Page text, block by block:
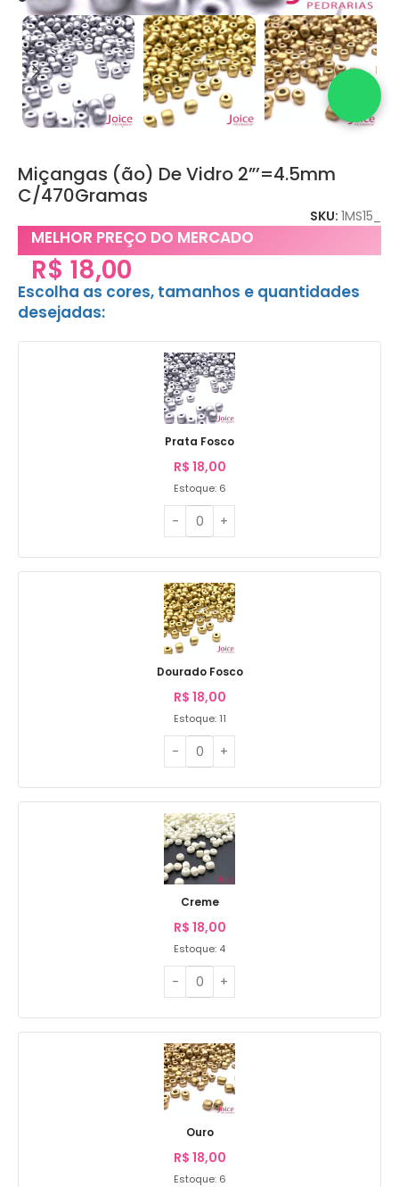
Miçangas (ão) De Vidro 2”’=4.5mm
C/470Gramas
SKU: 1MS15_
MELHOR PREÇO DO MERCADO
R$ 18,00
Escolha as cores, tamanhos e quantidades
desejadas:
Prata Fosco
R$ 18,00
Estoque: 6
Dourado Fosco
R$ 18,00
Estoque: 11
Creme
R$ 18,00
Estoque: 4
Ouro
R$ 18,00
Estoque: 6